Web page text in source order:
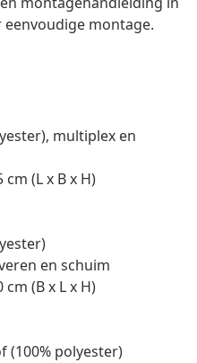
montage.
multiplex en
(L x B x H)
en schuim
(B x L x H)
(100% polyester)